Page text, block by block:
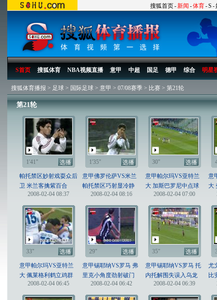
搜狐首页-新闻 -体育-S -
S首页 搜狐体育 NBA视频直播 意甲 中超 国足 德甲 综合 明星
搜狐体育播报 > 足球> 国际足球> 意甲 > 07/08赛季> 比赛> 第21轮
第21轮
1'41"
选播
帕托禁区妙射戏耍众后
卫 米兰客擒紫百合
2008-02-04 08:37
1'35"
选播
意甲佛罗伦萨VS米兰
帕托禁区巧射显冷静
2008-02-04 08:16
30"
选播
意甲帕尔玛VS亚特兰
大 加斯巴罗尼中点球
2008-02-04 07:00
意
大
33"
选播
意甲帕尔玛VS亚特兰
大 佩莱格利鹤立鸡群
2008-02-04 06:45
29"
选播
意甲锡耶纳VS罗马 弗
里克小角度劲射破门
2008-02-04 06:42
35"
选播
意甲锡耶纳VS罗马 托
内托解围失误入乌龙
2008-02-04 06:39
尤
比